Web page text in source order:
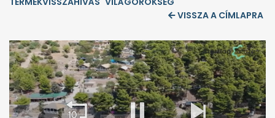
VISSZA A CÍMLAPRA